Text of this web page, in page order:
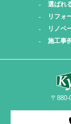
選ばれ
リフォ
リノベ
施工事
〒880-